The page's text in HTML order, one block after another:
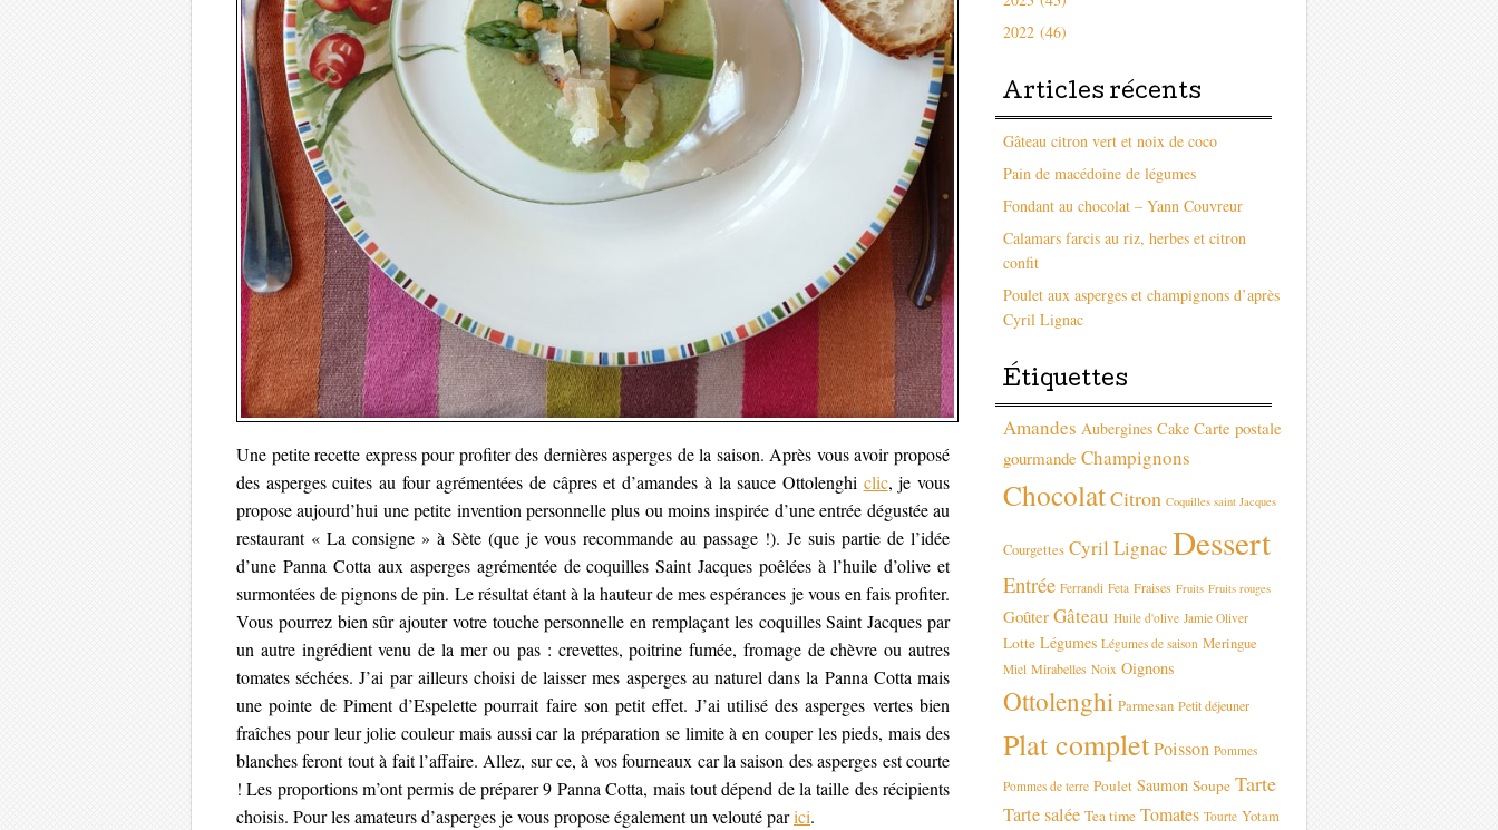
Une petite recette express pour profiter des dernières asperges de la saison.Après vous avoir proposé
des asperges cuites au four agrémentées de câpres et d’amandes à la sauce Ottolenghi clic, je vous
propose aujourd’hui une petite invention personnelle plus ou moins inspirée d’une entrée dégustée au
restaurant « La consigne » à Sète (que je vous recommande au passage !). Je suis partie de l’idée
d’une Panna Cotta aux asperges agrémentée de coquilles Saint Jacques poêlées à l’huile d’olive et
surmontées de pignons de pin. Le résultat étant à la hauteur de mes espérances je vous en fais profiter.
Vous pourrez bien sûr ajouter votre touche personnelle en remplaçant les coquilles Saint Jacques par
un autre ingrédient venu de la mer ou pas : crevettes, poitrine fumée, fromage de chèvre ou autres
tomates séchées. J’ai par ailleurs choisi de laisser mes asperges au naturel dans la Panna Cotta mais
une pointe de Piment d’Espelette pourrait faire son petit effet. J’ai utilisé des asperges vertes bien
fraîches pour leur jolie couleur mais aussi car la préparation se limite à en couper les pieds, mais des
blanches feront tout à fait l’affaire. Allez, sur ce, à vos fourneaux car la saison des asperges est courte
! Les proportions m’ont permis de préparer 9 Panna Cotta, mais tout dépend de la taille des récipients
choisis. Pour les amateurs d’asperges je vous propose également un velouté parici.
2022 (46)
Articles récents
Gâteau citron vert et noix de coco
Pain de macédoine de légumes
Fondant au chocolat – Yann Couvreur
Calamars farcis au riz, herbes et citron
confit
Poulet aux asperges et champignons d’après
Cyril Lignac
Étiquettes
Amandes Aubergines Cake Carte postale
gourmande Champignons
ChocolatCitron Coquilles saint Jacques
Courgettes Cyril Lignac Dessert
Entrée Ferrandi Feta Fraises Fruits Fruits rouges
Goûter Gâteau Huile d'olive Jamie Oliver
Lotte Légumes Légumes de saison Meringue
Miel Mirabelles Noix Oignons
Ottolenghi Parmesan Petit déjeuner
Plat complet Poisson Pommes
Pommes de terre Poulet Saumon Soupe Tarte
Tarte salée Tea time Tomates Tourte Yotam